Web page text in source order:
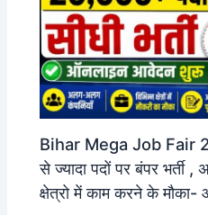
Bihar Mega Job Fair
से ज्यादा पदों पर बंपर
क्षेत्रो में काम करने के